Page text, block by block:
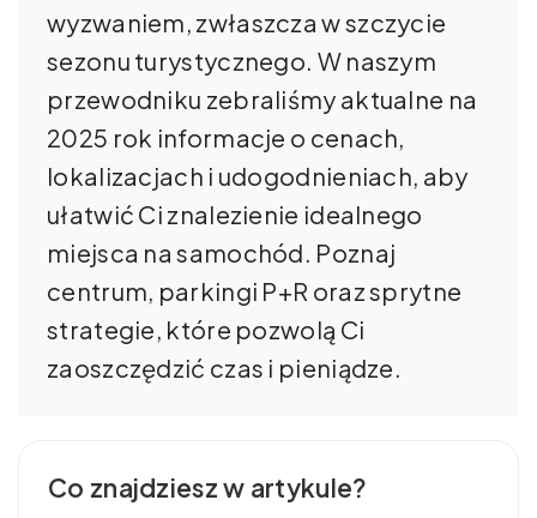
wyzwaniem, zwłaszcza w szczycie
sezonu turystycznego. W naszym
przewodniku zebraliśmy aktualne na
2025 rok informacje o cenach,
lokalizacjach i udogodnieniach, aby
ułatwić Ci znalezienie idealnego
miejsca na samochód. Poznaj
centrum, parkingi P+R oraz sprytne
strategie, które pozwolą Ci
zaoszczędzić czas i pieniądze.
Co znajdziesz w artykule?